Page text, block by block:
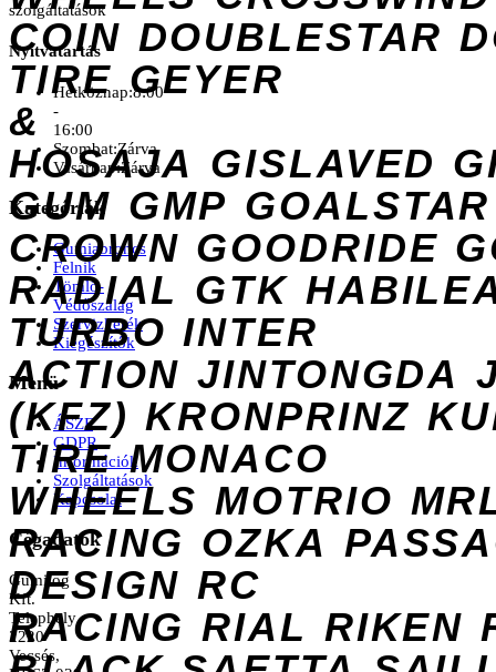
COIN DOUBLESTAR
TIRE GEYER
&
HOSAJA GISLAVED
GUM GMP GOALSTAR
CROWN GOODRIDE
RADIAL GTK
TURBO INTER
ACTION JINTONGDA
(KFZ) KRONPRINZ
TIRE MONACO
WHEELS MOTRIO
RACING OZKA
DESIGN RC
RACING RIAL RIKEN
szolgáltatások
Nyitvatartás
Hétköznap:8:00
-
16:00
Szombat:Zárva
Vasárnap:Zárva
Kategóriák
Gumiabroncs
Felnik
Tömlő-
Védőszalag
Szervizkerék
Kiegészítők
Menü
ÁSZF
GDPR
Információk
Szolgáltatások
Kapcsolat
Cégadatok
Gumilog
Kft.
Telephely
2220
Vecsés,